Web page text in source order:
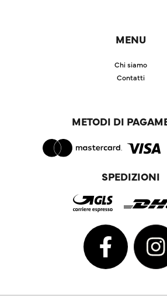
MENU
Chi siamo
Contatti
METODI DI
SPEDIZIONI